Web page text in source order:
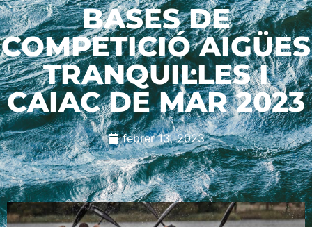
BASES DE
COMPETICIÓ AIGÜES
TRANQUIL·LES I
CAIAC DE MAR 2023
febrer 13, 2023